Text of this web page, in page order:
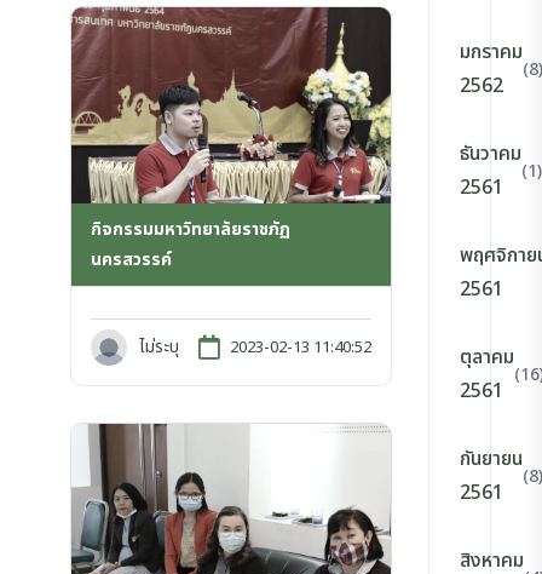
กิจกรรมมหาวิทยาลัยราชภัฏ
นครสวรรค์
ไม่ระบุ 2023-02-13 11:40:52
มกราคม
2562
(8)
ธันวาคม
2561
(1)
พฤศจิกาย
2561
ตุลาคม
2561
กันยายน
2561
(8)
สิงหาคม